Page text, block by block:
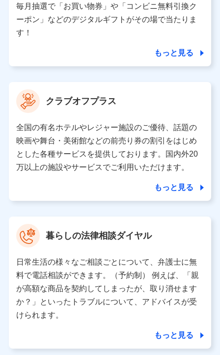
ドコモおよび提携会社のサービスを案内、提供するため
（各サービスで取得したサービス利用履歴、ウェブサイ
トの閲覧履歴、購買履歴、ご契約内容等のパーソナルデ
ータを分析して、お客さまの趣味・嗜好・傾向に応じた
上記に係る案内・手続き・管理等付帯業務を行うため
【当該個人データの管理について責任を有する者の名称・住
所・代表者名】
当該個人データを取り扱う各共同利用者（詳細は次のとお
り）
東京都千代田区永田町2丁目11番1号 山王パークタワー
株式会社NTTドコモ 代表取締役社長 前田 義晃
東京都中央区日本橋人形町2-14-10 アーバンネット日本橋
ビル 3F
※ 当社および株式会社NTTドコモは、お客さまの情報を利
データ憲章」に定める行動原則を順守します 。
※ パーソナルデータダッシュボードの「第三者提供の管
理」の設定状態にかかわらず、共同利用する場合がありま
※ dポイントクラブ会員ではないお客さま（2019年12月11
日以降、一度もdポイントクラブ会員であったことがないお
個人データは、こちら の利用目的の範囲内に限って共同利
用します。
毎月抽選で「お買い物券」や「コンビニ無料引換ク
ーポン」などのデジタルギフトがその場で当たりま
す！
もっと見る
クラブオフプラス
全国の有名ホテルやレジャー施設のご優待、話題の
映画や舞台・美術館などの前売り券の割引をはじめ
とした各種サービスを提供しております。国内外20
万以上の施設やサービスでご利用いただけます。
もっと見る
暮らしの法律相談ダイヤル
日常生活の様々なご相談ごとについて、弁護士に無
料で電話相談ができます。（予約制） 例えば、「親
が高額な商品を契約してしまったが、取り消せます
か？」といったトラブルについて、アドバイスが受
けられます。
もっと見る